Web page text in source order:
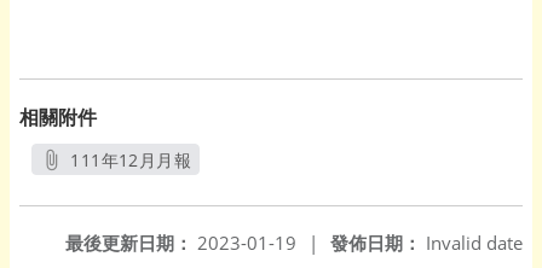
相關附件
111年12月月報
發佈日期： Invalid date
最後更新日期： 2023-01-19
|